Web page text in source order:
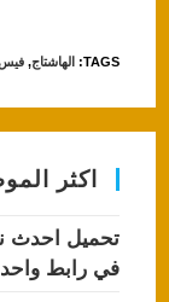
TAGS
: الهاشتاج, فيس
اكثر
في رابط واحد